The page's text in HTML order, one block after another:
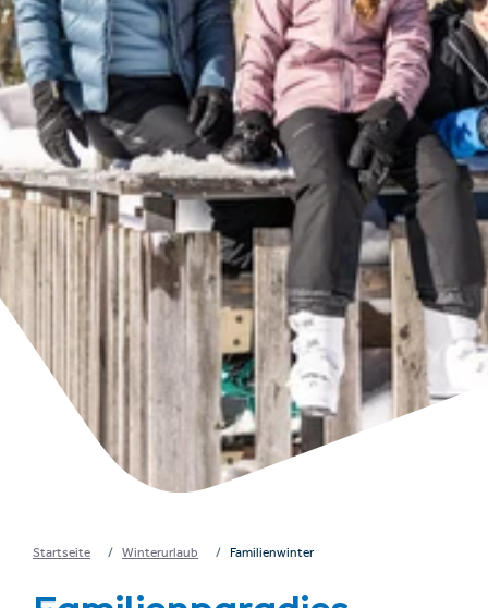
Unterkünfte finden
Ticket- &
Gutscheinshop
Deutsch
+43/5476/6239
info@serfaus-fiss-ladis.at
Startseite Winterurlaub Familienwinter